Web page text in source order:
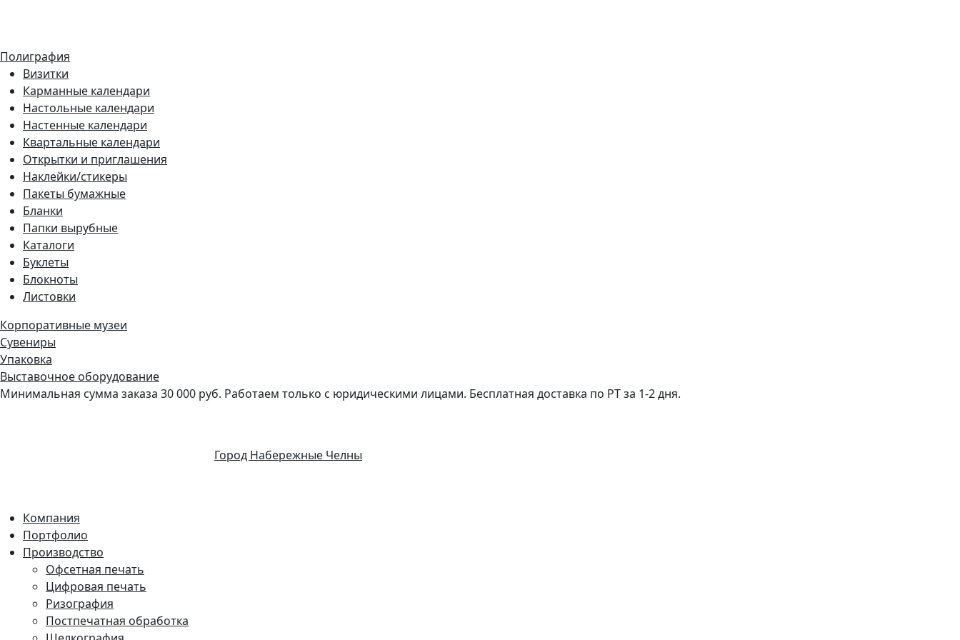
Полиграфия
Визитки
Карманные календари
Настольные календари
Настенные календари
Квартальные календари
Открытки и приглашения
Наклейки/стикеры
Пакеты бумажные
Бланки
Папки вырубные
Каталоги
Буклеты
Блокноты
Листовки
Корпоративные музеи
Сувениры
Упаковка
Выставочное оборудование
Минимальная сумма заказа 30 000 руб. Работаем только с юридическими лицами. Бесплатная доставка по РТ за 1-2 дня.
Город Набережные Челны
Компания
Портфолио
Производство
Офсетная печать
Цифровая печать
Ризография
Постпечатная обработка